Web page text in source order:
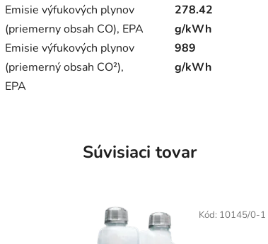
Emisie výfukových plynov
(priemerny obsah CO), EPA
278.42
g/kWh
Emisie výfukových plynov
(priemerný obsah CO²),
EPA
989
g/kWh
Súvisiaci tovar
Kód: 10145/0-1